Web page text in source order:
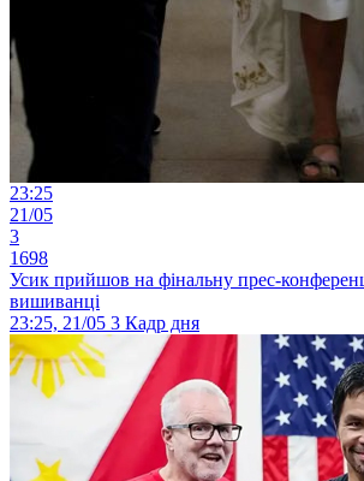
23:25
21/05
3
1698
Усик прийшов на фінальну прес-
вишиванці
23:25, 21/05 3 Кадр дня